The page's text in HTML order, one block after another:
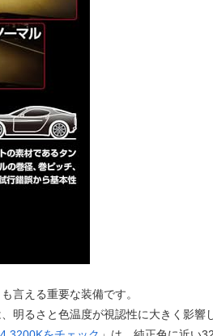
言える重要な装備です。
明るさと色温度が視認性に大きく影響